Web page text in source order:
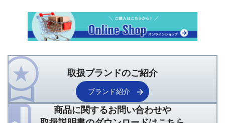
取扱ブランドのご紹介
ブランド紹介
商品に関するお問い合わせや